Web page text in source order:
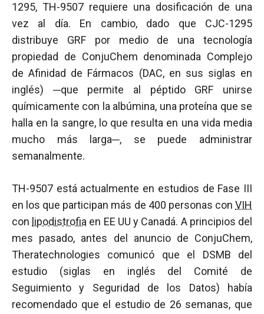
1295, TH-9507 requiere una dosificación de una
vez al día. En cambio, dado que CJC-1295
distribuye GRF por medio de una tecnología
propiedad de ConjuChem denominada Complejo
de Afinidad de Fármacos (DAC, en sus siglas en
inglés) ─que permite al péptido GRF unirse
químicamente con la albúmina, una proteína que se
halla en la sangre, lo que resulta en una vida media
mucho más larga─, se puede administrar
semanalmente.
TH-9507 está actualmente en estudios de Fase III
en los que participan más de 400 personas con VIH
con lipodistrofia en EE UU y Canadá. A principios del
mes pasado, antes del anuncio de ConjuChem,
Theratechnologies comunicó que el DSMB del
estudio (siglas en inglés del Comité de
Seguimiento y Seguridad de los Datos) había
recomendado que el estudio de 26 semanas, que